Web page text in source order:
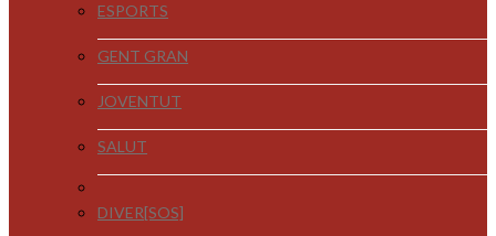
ESPORTS
GENT GRAN
JOVENTUT
SALUT
DIVER[SOS]